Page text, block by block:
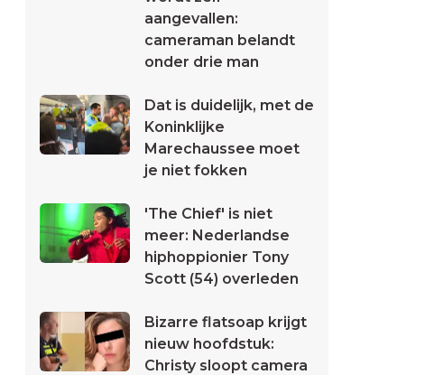
aangevallen:
cameraman belandt
onder drie man
Dat is duidelijk, met de
Koninklijke
Marechaussee moet
je niet fokken
'The Chief' is niet
meer: Nederlandse
hiphoppionier Tony
Scott (54) overleden
Bizarre flatsoap krijgt
nieuw hoofdstuk:
Christy sloopt camera